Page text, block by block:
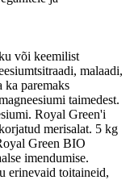
või keemilist
malaadi,
ka paremaks
taimedest.
Royal Green'i
merisalat. 5 kg
Green BIO
imendumise.
erinevaid toitaineid,